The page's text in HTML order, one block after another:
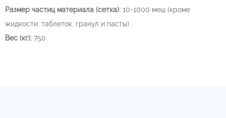
Размер частиц материала (сетка): 10-1000 меш (кроме
жидкости, таблеток, гранул и пасты)
Вес (кг): 750